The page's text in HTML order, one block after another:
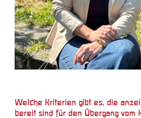
Welche Kriterien gibt es, die
bereit sind für den Übergang vom